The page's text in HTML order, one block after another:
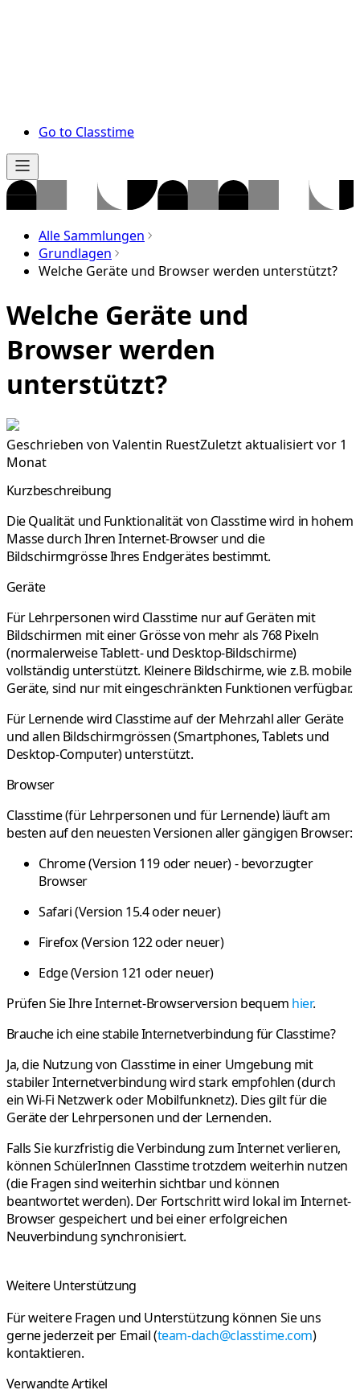
Go to Classtime
Alle Sammlungen
Grundlagen
Welche Geräte und Browser werden unterstützt?
Welche Geräte und
Browser werden
unterstützt?
Geschrieben von Valentin RuestZuletzt aktualisiert vor 1
Monat
Kurzbeschreibung
Die Qualität und Funktionalität von Classtime wird in hohem
Masse durch Ihren Internet-Browser und die
Bildschirmgrösse Ihres Endgerätes bestimmt.
Geräte
Für Lehrpersonenwird Classtime nur auf Geräten mit
Bildschirmen mit einerGrösse von mehr als768 Pixeln
(normalerweise Tablett- und Desktop-Bildschirme)
vollständig unterstützt. Kleinere Bildschirme, wie z.B. mobile
Geräte, sind nur miteingeschränkten Funktionenverfügbar.
Für Lernendewird Classtime auf derMehrzahl aller Geräte
und allen Bildschirmgrössen(Smartphones, Tablets und
Desktop-Computer) unterstützt.
Browser
Classtime (für Lehrpersonen und für Lernende) läuft am
besten auf den neuesten Versionenaller gängigen Browser:
Chrome (Version 119 oder neuer) - bevorzugter
Browser
Safari (Version 15.4 oder neuer)
Firefox (Version 122 oder neuer)
Edge (Version 121 oder neuer)
Prüfen Sie Ihre Internet-Browserversion bequem hier.
Brauche ich eine stabile Internetverbindung für Classtime?
Ja, die Nutzung von Classtime in einer Umgebung mit
stabiler Internetverbindungwird stark empfohlen (durch
ein Wi-Fi Netzwerk oder Mobilfunknetz). Dies gilt für die
GerätederLehrpersonen und der Lernenden.
Falls Sie kurzfristig die Verbindung zum Internet verlieren,
können SchülerInnen Classtime trotzdem weiterhin nutzen
(die Fragen sind weiterhin sichtbar und können
beantwortet werden). Der Fortschritt wird lokal im Internet-
Browser gespeichert und bei einer erfolgreichen
Neuverbindung synchronisiert.
Weitere Unterstützung
Für weitere Fragen und Unterstützung können Sie uns
gerne jederzeit per Email (team-dach@classtime.com)
kontaktieren.
Verwandte Artikel